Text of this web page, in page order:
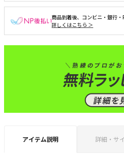
商品到着後、コンビニ・銀行・
詳しくはこちら ＞
アイテム説明 詳細・サ